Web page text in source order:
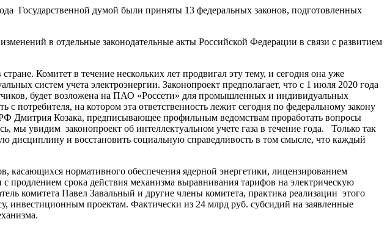
Государственной думой были приняты 13 федеральных законов, подготовленных
в отдельные законодательные акты Российской Федерации в связи с развитием
Комитет в течение нескольких лет продвигал эту тему, и сегодня она уже
систем учета электроэнергии. Законопроект предполагает, что с 1 июля 2020 года
будет возложена на ПАО «Россети» для промышленных и индивидуальных
на котором эта ответственность лежит сегодня по федеральному закону
Дмитрия Козака, предписывающее профильным ведомствам проработать вопросы
мы увидим законопроект об интеллектуальном учете газа в течение года. Только так
дисциплину и восстановить социальную справедливость в том смысле, что каждый
касающихся нормативного обеспечения ядерной энергетики, лицензированием
продлением срока действия механизма выравнивания тарифов на электрическую
комитета Павел Завальный и другие члены комитета, практика реализации этого
инвестиционным проектам. Фактически из 24 млрд руб. субсидий на заявленные